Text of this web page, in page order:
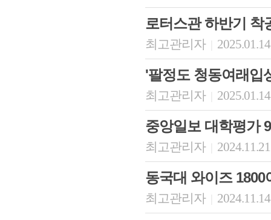
로터스관 하반기 착
최고관리자
'팔정도 청동여래입
최고관리자
중앙일보 대학평가
최고관리자
동국대 와이즈
최고관리자